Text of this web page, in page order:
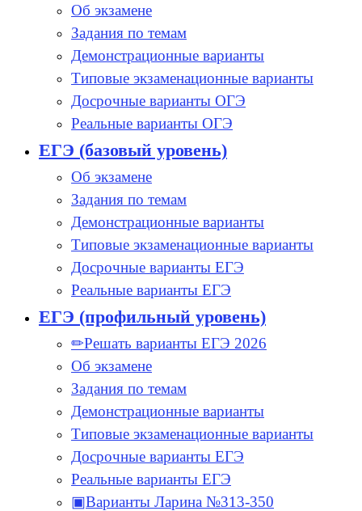
Об экзамене
Задания по темам
Демонстрационные варианты
Типовые экзаменационные варианты
Досрочные варианты ОГЭ
Реальные варианты ОГЭ
ЕГЭ (базовый уровень)
Об экзамене
Задания по темам
Демонстрационные варианты
Типовые экзаменационные варианты
Досрочные варианты ЕГЭ
Реальные варианты ЕГЭ
ЕГЭ (профильный уровень)
✏Решать варианты ЕГЭ 2026
Об экзамене
Задания по темам
Демонстрационные варианты
Типовые экзаменационные варианты
Досрочные варианты ЕГЭ
Реальные варианты ЕГЭ
▣Варианты Ларина №313-350